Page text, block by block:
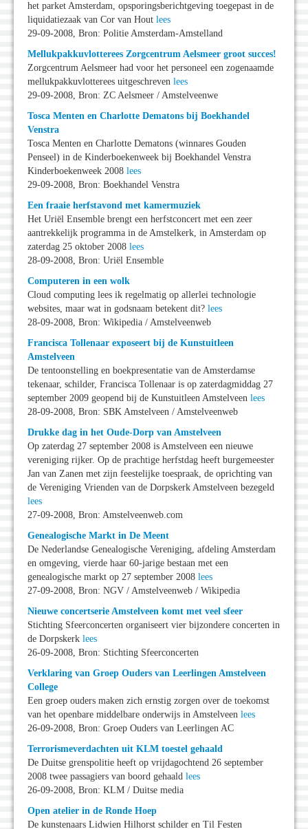
het parket Amsterdam, opsporingsberichtgeving toegepast in de
liquidatiezaak van Cor van Hout lees
29-09-2008, Bron: Politie Amsterdam-Amstelland
Mellukpakkuvlotterees Zorgcentrum Aelsmeer groot succes!
Zorgcentrum Aelsmeer had voor het personeel een zogenaamde
mellukpakkuvlotterees uitgeschreven lees
29-09-2008, Bron: ZC Aelsmeer / Amstelveenwe
Tosca Menten en Charlotte Dematons bij Boekhandel
Venstra
Tosca Menten en Charlotte Dematons (winnares Gouden
Penseel) in de Kinderboekenweek bij Boekhandel Venstra
Kinderboekenweek 2008 lees
29-09-2008, Bron: Boekhandel Venstra
Een fraaie herfstavond met kamermuziek
Het Uriël Ensemble brengt een herfstconcert met een zeer
aantrekkelijk programma in de Amstelkerk, in Amsterdam op
zaterdag 25 oktober 2008 lees
28-09-2008, Bron: Uriël Ensemble
Computeren in een wolk
Cloud computing lees ik regelmatig op allerlei technologie
websites, maar wat in godsnaam betekent dit? lees
28-09-2008, Bron: Wikipedia / Amstelveenweb
Francisca Tollenaar exposeert bij de Kunstuitleen
Amstelveen
De tentoonstelling en boekpresentatie van de Amsterdamse
tekenaar, schilder, Francisca Tollenaar is op zaterdagmiddag 27
september 2009 geopend bij de Kunstuitleen Amstelveen lees
28-09-2008, Bron: SBK Amstelveen / Amstelveenweb
Drukke dag in het Oude-Dorp van Amstelveen
Op zaterdag 27 september 2008 is Amstelveen een nieuwe
vereniging rijker. Op de prachtige herfstdag heeft burgemeester
Jan van Zanen met zijn feestelijke toespraak, de oprichting van
de Vereniging Vrienden van de Dorpskerk Amstelveen bezegeld
lees
27-09-2008, Bron: Amstelveenweb.com
Genealogische Markt in De Meent
De Nederlandse Genealogische Vereniging, afdeling Amsterdam
en omgeving, vierde haar 60-jarige bestaan met een
genealogische markt op 27 september 2008 lees
27-09-2008, Bron: NGV / Amstelveenweb / Wikipedia
Nieuwe concertserie Amstelveen komt met veel sfeer
Stichting Sfeerconcerten organiseert vier bijzondere concerten in
de Dorpskerk lees
26-09-2008, Bron: Stichting Sfeerconcerten
Verklaring van Groep Ouders van Leerlingen Amstelveen
College
Een groep ouders maken zich ernstig zorgen over de toekomst
van het openbare middelbare onderwijs in Amstelveen lees
26-09-2008, Bron: Groep Ouders van Leerlingen AC
Terrorismeverdachten uit KLM toestel gehaald
De Duitse grenspolitie heeft op vrijdagochtend 26 september
2008 twee passagiers van boord gehaald lees
26-09-2008, Bron: KLM / Duitse media
Open atelier in de Ronde Hoep
De kunstenaars Lidwien Hilhorst schilder en Til Festen